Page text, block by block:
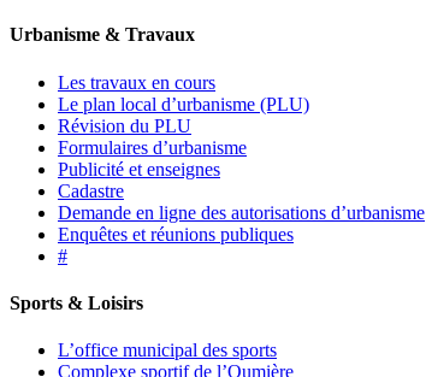
Urbanisme & Travaux
Les travaux en cours
Le plan local d’urbanisme (PLU)
Révision du PLU
Formulaires d’urbanisme
Publicité et enseignes
Cadastre
Demande en ligne des autorisations d’urbanisme
Enquêtes et réunions publiques
#
Sports & Loisirs
L’office municipal des sports
Complexe sportif de l’Oumière